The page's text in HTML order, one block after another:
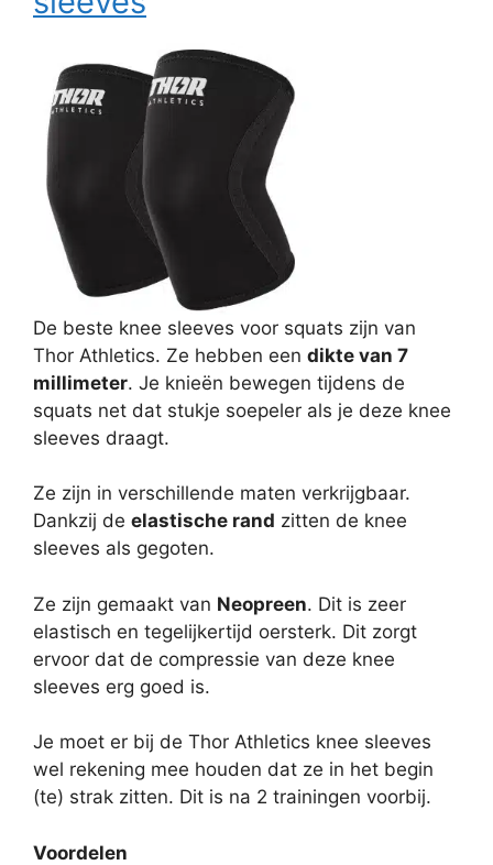
De beste knee sleeves voor squats zijn van
Thor Athletics. Ze hebben een dikte van 7
millimeter. Je knieën bewegen tijdens de
squats net dat stukje soepeler als je deze knee
sleeves draagt.
Ze zijn in verschillende maten verkrijgbaar.
Dankzij de elastische rand zitten de knee
sleeves als gegoten.
Ze zijn gemaakt van Neopreen. Dit is zeer
elastisch en tegelijkertijd oersterk. Dit zorgt
ervoor dat de compressie van deze knee
sleeves erg goed is.
Je moet er bij de Thor Athletics knee sleeves
wel rekening mee houden dat ze in het begin
(te) strak zitten. Dit is na 2 trainingen voorbij.
Voordelen